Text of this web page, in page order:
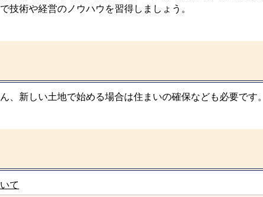
技術や経営のノウハウを習得しましょう。
新しい土地で始める場合は住まいの確保なども必要です。
て